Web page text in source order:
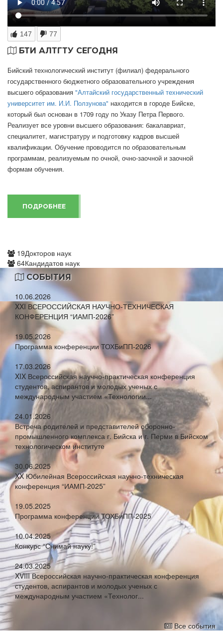
147 77
БТИ АЛТГТУ СЕГОДНЯ
Бийский технологический институт (филиал) федерального
государственного бюджетного образовательного учреждения
высшего образования "Алтайский государственный технический
университет им. И.И. Ползунова" находится в городе Бийске,
который был основан в 1709 году по Указу Петра Первого.
Реализует все уровни высшего образования: бакалавриат,
специалитет, магистратуру и подготовку кадров высшей
квалификации. Обучение проводится по образовательным
программам, реализуемым по очной, очно-заочной и заочной
формам обучения.
ПОДРОБНЕЕ
19Докторов наук
64Кандидатов наук
СОБЫТИЯ
10.06.2026
XXI ВСЕРОССИЙСКАЯ НАУЧНО-ТЕХНИЧЕСКАЯ
КОНФЕРЕНЦИЯ “ИАМП-2026”
19.05.2026
Программа конференции ТОХБиПП-2026
17.03.2026
XIX Всероссийская научно-практическая конференция
студентов, аспирантов и молодых ученых с
международным участием «Технологии...
24.01.2026
Встреча родителей и представителей оборонно-
промышленного комплекса г. Бийска и г. Перми в Бийском
технологическом институте
30.06.2025
XX Юбилейная Всероссийская научно-техническая
конференция “ИАМП-2025”
19.05.2025
Программа конференции ТОХБиПП-2025
10.04.2025
Конкурс “Снимай науку!”
24.03.2025
XVIII Всероссийская научно-практическая конференция
студентов, аспирантов и молодых ученых с
международным участием «Технолог...
Все события